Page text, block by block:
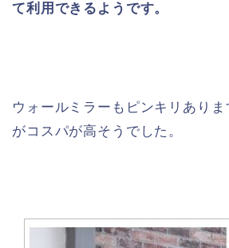
て利用できるようです。
ウォールミラーもピンキリあり
がコスパが高そうでした。